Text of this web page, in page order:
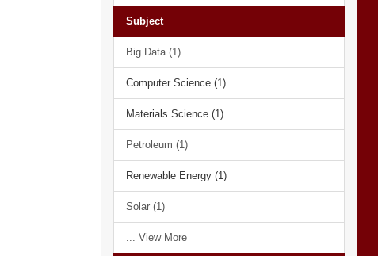
Subject
Big Data (1)
Computer Science (1)
Materials Science (1)
Petroleum (1)
Renewable Energy (1)
Solar (1)
... View More